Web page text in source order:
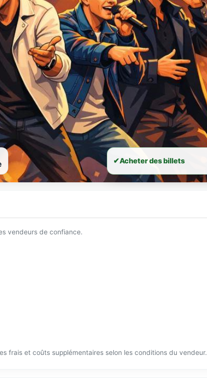
✔Acheter des billets
vendeurs de confiance.
frais et coûts supplémentaires selon les conditions du vendeur.